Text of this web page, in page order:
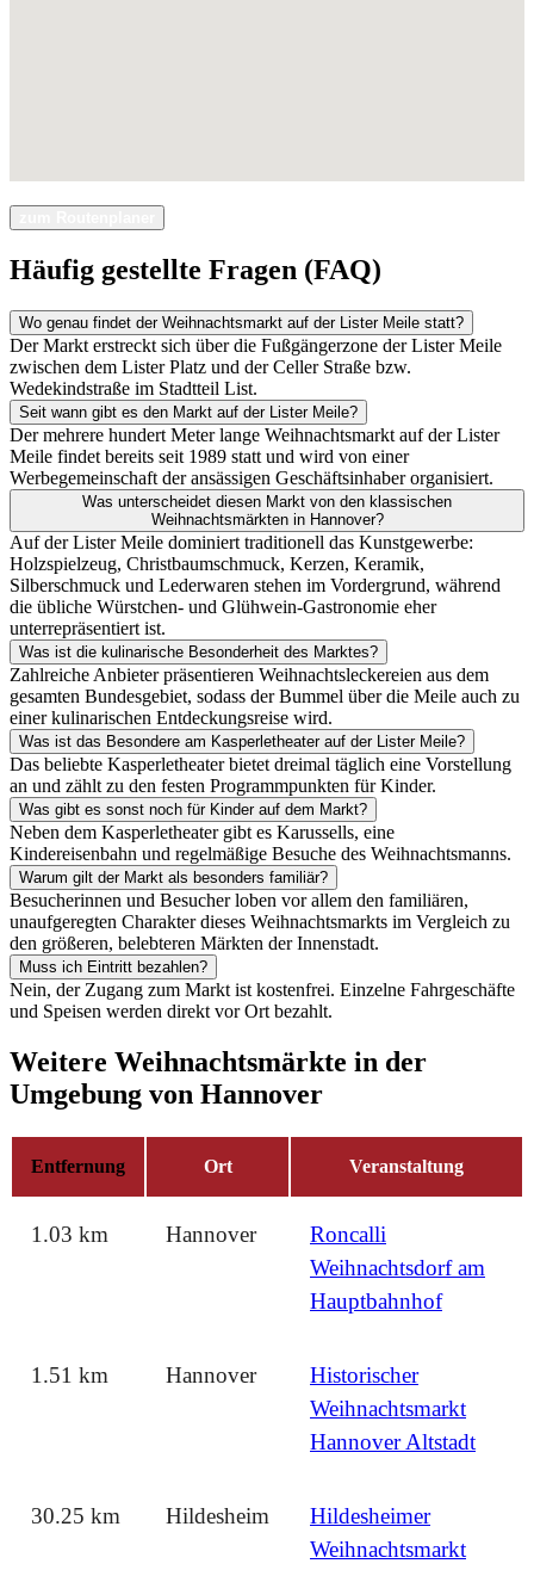
Häufig gestellte Fragen (FAQ)
Wo genau findet der Weihnachtsmarkt auf der Lister Meile statt?
Der Markt erstreckt sich über die Fußgängerzone der Lister Meile
zwischen dem Lister Platz und der Celler Straße bzw.
Wedekindstraße im Stadtteil List.
Seit wann gibt es den Markt auf der Lister Meile?
Der mehrere hundert Meter lange Weihnachtsmarkt auf der Lister
Meile findet bereits seit 1989 statt und wird von einer
Werbegemeinschaft der ansässigen Geschäftsinhaber organisiert.
Was unterscheidet diesen Markt von den klassischen
Weihnachtsmärkten in Hannover?
Auf der Lister Meile dominiert traditionell das Kunstgewerbe:
Holzspielzeug, Christbaumschmuck, Kerzen, Keramik,
Silberschmuck und Lederwaren stehen im Vordergrund, während
die übliche Würstchen- und Glühwein-Gastronomie eher
unterrepräsentiert ist.
Was ist die kulinarische Besonderheit des Marktes?
Zahlreiche Anbieter präsentieren Weihnachtsleckereien aus dem
gesamten Bundesgebiet, sodass der Bummel über die Meile auch zu
einer kulinarischen Entdeckungsreise wird.
Was ist das Besondere am Kasperletheater auf der Lister Meile?
Das beliebte Kasperletheater bietet dreimal täglich eine Vorstellung
an und zählt zu den festen Programmpunkten für Kinder.
Was gibt es sonst noch für Kinder auf dem Markt?
Neben dem Kasperletheater gibt es Karussells, eine
Kindereisenbahn und regelmäßige Besuche des Weihnachtsmanns.
Warum gilt der Markt als besonders familiär?
Besucherinnen und Besucher loben vor allem den familiären,
unaufgeregten Charakter dieses Weihnachtsmarkts im Vergleich zu
den größeren, belebteren Märkten der Innenstadt.
Muss ich Eintritt bezahlen?
Nein, der Zugang zum Markt ist kostenfrei. Einzelne Fahrgeschäfte
und Speisen werden direkt vor Ort bezahlt.
Weitere Weihnachtsmärkte in der
Umgebung von Hannover
Entfernung Ort Veranstaltung
1.03 km Hannover
Roncalli
Weihnachtsdorf am
Hauptbahnhof
1.51 km Hannover
Historischer
Weihnachtsmarkt
Hannover Altstadt
30.25 km Hildesheim
Hildesheimer
Weihnachtsmarkt